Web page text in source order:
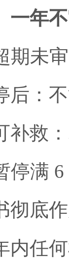
一年
期未
后：
补救
停满
彻底
内任